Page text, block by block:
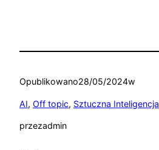
Opublikowano28/05/2024w
AI, Off topic, Sztuczna Inteligencja
przezadmin